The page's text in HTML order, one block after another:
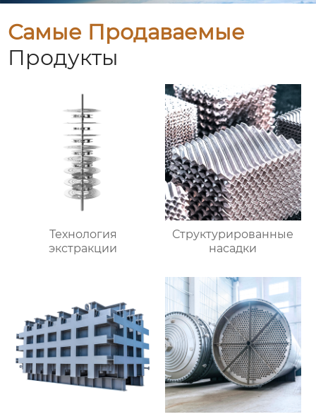
Самые Продаваемые
Продукты
Технология
экстракции
Структурированные
насадки